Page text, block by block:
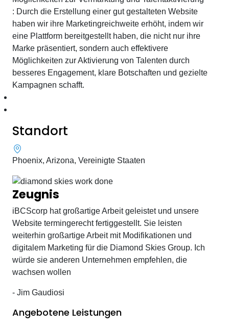
: Durch die Erstellung einer gut gestalteten Website
haben wir ihre Marketingreichweite erhöht, indem wir
eine Plattform bereitgestellt haben, die nicht nur ihre
Marke präsentiert, sondern auch effektivere
Möglichkeiten zur Aktivierung von Talenten durch
besseres Engagement, klare Botschaften und gezielte
Kampagnen schafft.
Standort
Phoenix, Arizona, Vereinigte Staaten
Zeugnis
iBCScorp hat großartige Arbeit geleistet und unsere
Website termingerecht fertiggestellt. Sie leisten
weiterhin großartige Arbeit mit Modifikationen und
digitalem Marketing für die Diamond Skies Group. Ich
würde sie anderen Unternehmen empfehlen, die
wachsen wollen
- Jim Gaudiosi
Angebotene Leistungen